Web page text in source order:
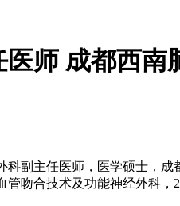
医师 成都西南
科副主任医师，医学硕士，
管吻合技术及功能神经外科，